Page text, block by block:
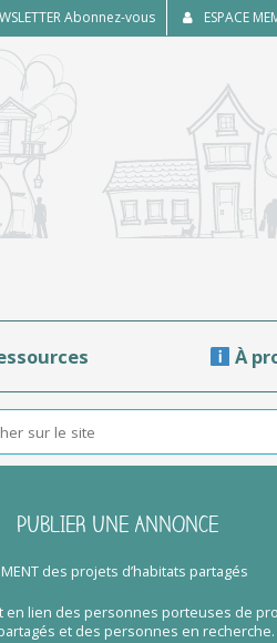
Abonnez-vous ESPACE
À
PUBLIER UNE ANNONCE
des projets d’habitats partagés
en lien des personnes porteuses de
et des personnes en recherche.